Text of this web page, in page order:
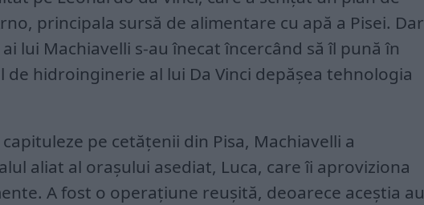
principala sursă de alimentare cu apă a Pisei. Dar
lui Machiavelli s-au înecat încercând să îl pună în
de hidroinginerie al lui Da Vinci depășea tehnologia
pe cetățenii din Pisa, Machiavelli a
aliat al orașului asediat, Luca, care îi aproviziona
A fost o operațiune reușită, deoarece aceștia au